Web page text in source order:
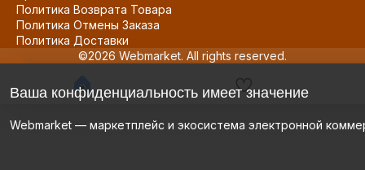
Политика Возврата Товара
Политика Отмены Заказа
Политика Доставки
©2026 Webmarket. All rights reserved.
Ваша конфиденциальность имеет значение
Webmarket — маркетплейс и экосистема электронной